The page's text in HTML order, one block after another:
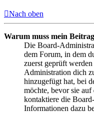
Nach oben
Warum muss mein
Die Board-
dem Forum, in dem
zuerst geprüft
Administration dich
hinzugefügt hat, bei
möchte, bevor sie
kontaktiere die
Informationen dazu